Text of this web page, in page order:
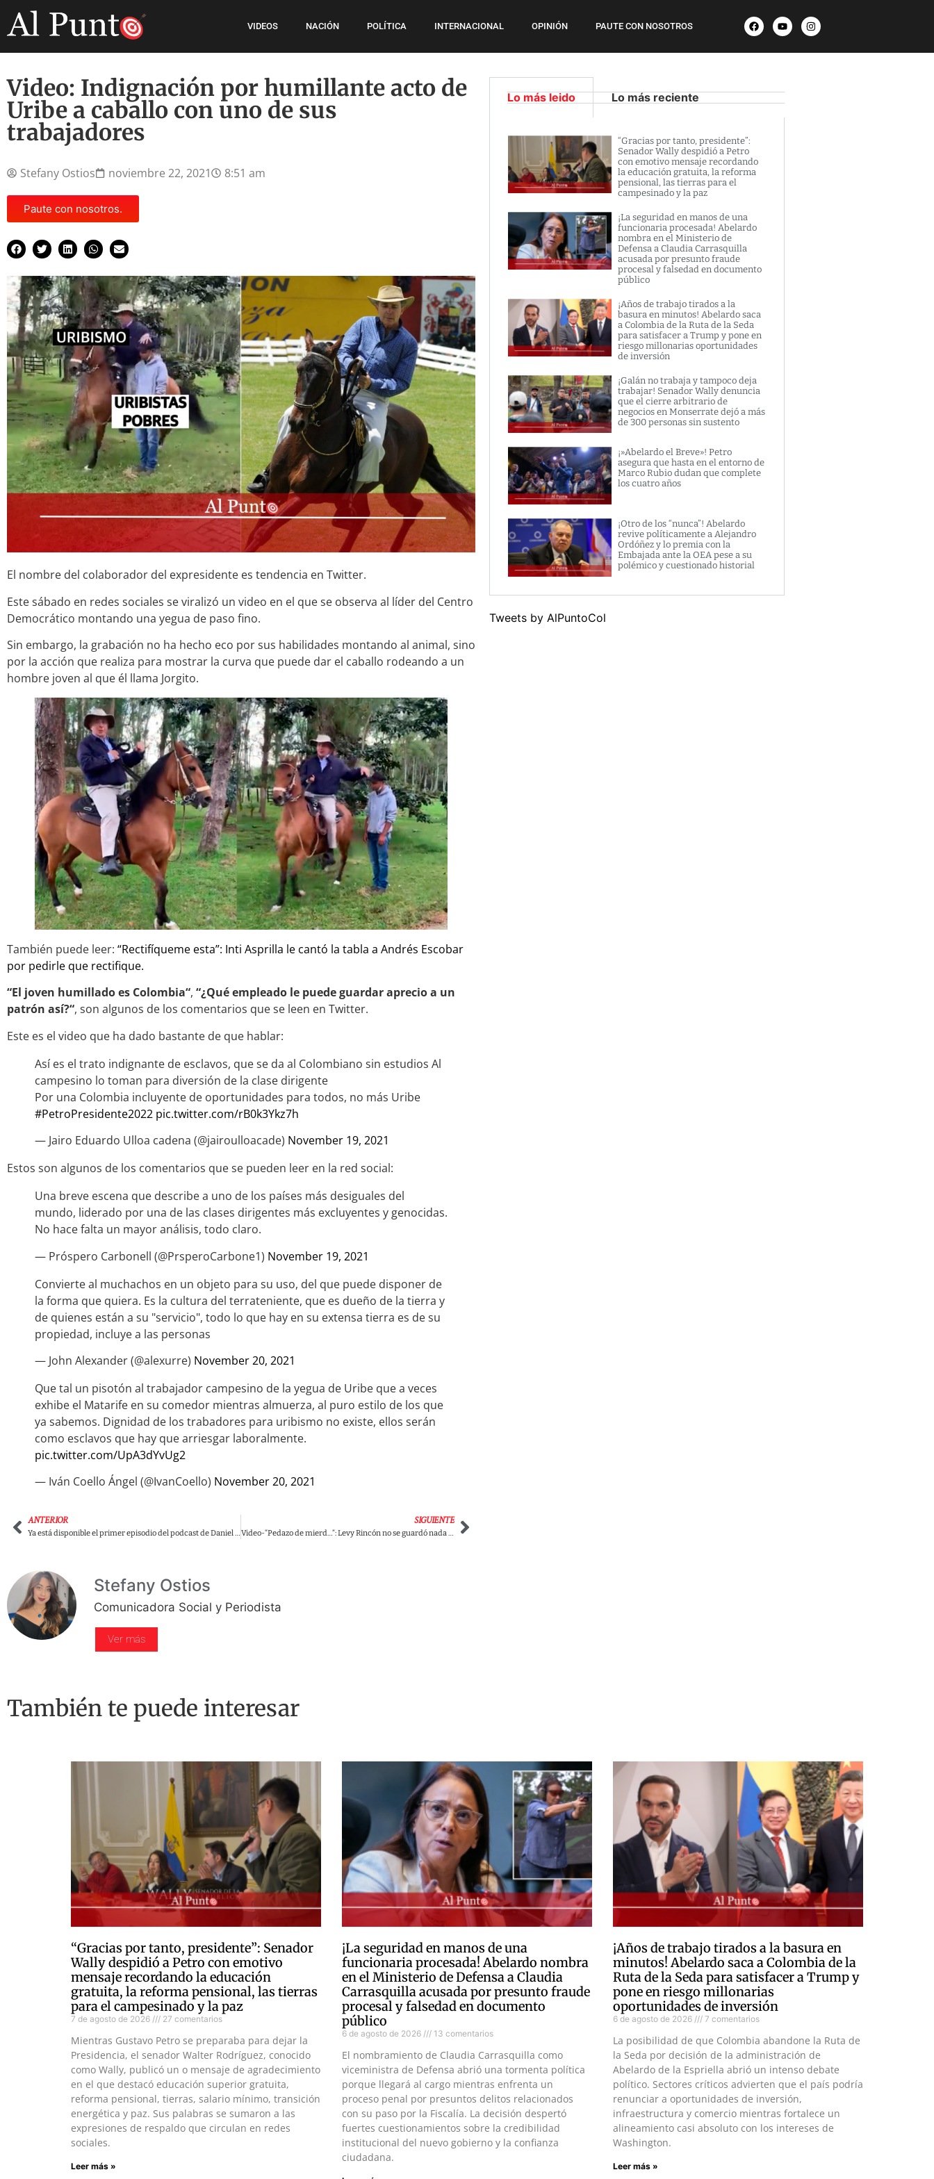
VIDEOS NACIÓN POLÍTICA INTERNACIONAL OPINIÓN PAUTE CON NOSOTROS
Video: Indignación por humillante acto de
Uribe a caballo con uno de sus
trabajadores
Stefany Ostios noviembre 22, 2021 8:51 am
Paute con nosotros.
El nombre del colaborador del expresidente es tendencia en Twitter.
Este sábado en redes sociales se viralizó un video en el que se observa al líder del Centro
Democrático montando una yegua de paso fino.
Sin embargo, la grabación no ha hecho eco por sus habilidades montando al animal, sino
por la acción que realiza para mostrar la curva que puede dar el caballo rodeando a un
hombre joven al que él llama Jorgito.
También puede leer: “Rectifíqueme esta”: Inti Asprilla le cantó la tabla a Andrés Escobar
por pedirle que rectifique.
“El joven humillado es Colombia“, “¿Qué empleado le puede guardar aprecio a un
patrón así?“, son algunos de los comentarios que se leen en Twitter.
Este es el video que ha dado bastante de que hablar:
Así es el trato indignante de esclavos, que se da al Colombiano sin estudios Al
campesino lo toman para diversión de la clase dirigente
Por una Colombia incluyente de oportunidades para todos, no más Uribe
#PetroPresidente2022 pic.twitter.com/rB0k3Ykz7h
— Jairo Eduardo Ulloa cadena (@jairoulloacade) November 19, 2021
Estos son algunos de los comentarios que se pueden leer en la red social:
Una breve escena que describe a uno de los países más desiguales del
mundo, liderado por una de las clases dirigentes más excluyentes y genocidas.
No hace falta un mayor análisis, todo claro.
— Próspero Carbonell (@PrsperoCarbone1) November 19, 2021
Convierte al muchachos en un objeto para su uso, del que puede disponer de
la forma que quiera. Es la cultura del terrateniente, que es dueño de la tierra y
de quienes están a su "servicio", todo lo que hay en su extensa tierra es de su
propiedad, incluye a las personas
— John Alexander (@alexurre) November 20, 2021
Que tal un pisotón al trabajador campesino de la yegua de Uribe que a veces
exhibe el Matarife en su comedor mientras almuerza, al puro estilo de los que
ya sabemos. Dignidad de los trabadores para uribismo no existe, ellos serán
como esclavos que hay que arriesgar laboralmente.
pic.twitter.com/UpA3dYvUg2
— Iván Coello Ángel (@IvanCoello) November 20, 2021
ANTERIOR
Ya está disponible el primer episodio del podcast de Daniel Coronell sobre el caso Uribe.
SIGUIENTE
Video-“Pedazo de mierd…“: Levy Rincón no se guardó nada y se fue en contra de Daniel Samper.
Lo más leido Lo más reciente
“Gracias por tanto, presidente”:
Senador Wally despidió a Petro
con emotivo mensaje recordando
la educación gratuita, la reforma
pensional, las tierras para el
campesinado y la paz
¡La seguridad en manos de una
funcionaria procesada! Abelardo
nombra en el Ministerio de
Defensa a Claudia Carrasquilla
acusada por presunto fraude
procesal y falsedad en documento
público
¡Años de trabajo tirados a la
basura en minutos! Abelardo saca
a Colombia de la Ruta de la Seda
para satisfacer a Trump y pone en
riesgo millonarias oportunidades
de inversión
¡Galán no trabaja y tampoco deja
trabajar! Senador Wally denuncia
que el cierre arbitrario de
negocios en Monserrate dejó a más
de 300 personas sin sustento
¡»Abelardo el Breve»! Petro
asegura que hasta en el entorno de
Marco Rubio dudan que complete
los cuatro años
¡Otro de los “nunca”! Abelardo
revive políticamente a Alejandro
Ordóñez y lo premia con la
Embajada ante la OEA pese a su
polémico y cuestionado historial
Tweets by AlPuntoCol
Stefany Ostios
Comunicadora Social y Periodista
Ver más
También te puede interesar
“Gracias por tanto, presidente”: Senador
Wally despidió a Petro con emotivo
mensaje recordando la educación
gratuita, la reforma pensional, las tierras
para el campesinado y la paz
7 de agosto de 2026 27 comentarios
Mientras Gustavo Petro se preparaba para dejar la
Presidencia, el senador Walter Rodríguez, conocido
como Wally, publicó un o mensaje de agradecimiento
en el que destacó educación superior gratuita,
reforma pensional, tierras, salario mínimo, transición
energética y paz. Sus palabras se sumaron a las
expresiones de respaldo que circulan en redes
sociales.
Leer más »
¡La seguridad en manos de una
funcionaria procesada! Abelardo nombra
en el Ministerio de Defensa a Claudia
Carrasquilla acusada por presunto fraude
procesal y falsedad en documento
público
6 de agosto de 2026 13 comentarios
El nombramiento de Claudia Carrasquilla como
viceministra de Defensa abrió una tormenta política
porque llegará al cargo mientras enfrenta un
proceso penal por presuntos delitos relacionados
con su paso por la Fiscalía. La decisión despertó
fuertes cuestionamientos sobre la credibilidad
institucional del nuevo gobierno y la confianza
ciudadana.
¡Años de trabajo tirados a la basura en
minutos! Abelardo saca a Colombia de la
Ruta de la Seda para satisfacer a Trump y
pone en riesgo millonarias
oportunidades de inversión
6 de agosto de 2026 7 comentarios
La posibilidad de que Colombia abandone la Ruta de
la Seda por decisión de la administración de
Abelardo de la Espriella abrió un intenso debate
político. Sectores críticos advierten que el país podría
renunciar a oportunidades de inversión,
infraestructura y comercio mientras fortalece un
alineamiento casi absoluto con los intereses de
Washington.
Leer más »